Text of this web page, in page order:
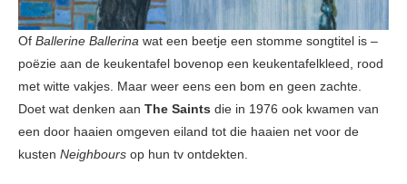
Of Ballerine Ballerina wat een beetje een stomme songtitel is –
poëzie aan de keukentafel bovenop een keukentafelkleed, rood
met witte vakjes. Maar weer eens een bom en geen zachte.
Doet wat denken aan The Saints die in 1976 ook kwamen van
een door haaien omgeven eiland tot die haaien net voor de
kusten Neighbours op hun tv ontdekten.